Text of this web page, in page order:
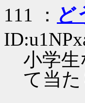
111 ： ど
小学
て当